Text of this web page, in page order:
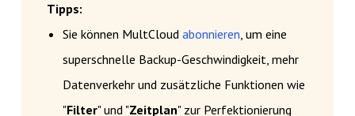
Tipps:
Sie können MultCloud abonnieren, um eine
superschnelle Backup-Geschwindigkeit, mehr
Datenverkehr und zusätzliche Funktionen wie
"Filter" und "Zeitplan" zur Perfektionierung